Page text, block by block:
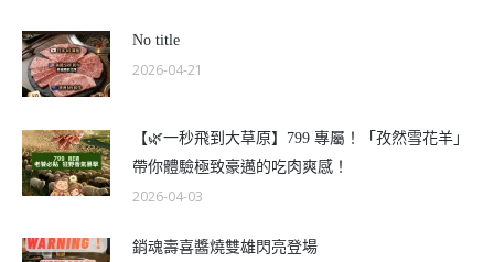
No title
2026-04-21
【🌿一秒飛到大草原】799 專屬！「孜然雪花羊」
帶你體驗極致豪邁的吃肉爽感！
2026-04-03
銷魂壽喜醬燒雙雄閃亮登場